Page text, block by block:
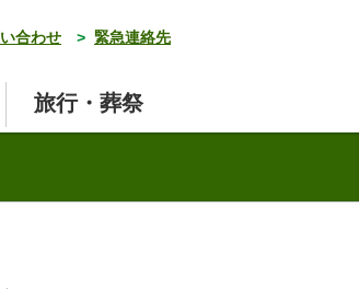
合わせ > 緊急連絡先
旅行・葬祭